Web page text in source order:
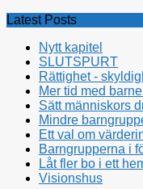
Latest Posts
Nytt kapitel
SLUTSPURT
Rättighet -
Mer tid med
Sätt människors
Mindre
Ett val om
Barngrupperna i
Låt fler bo i ett
Visionshus